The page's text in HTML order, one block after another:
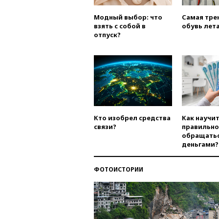
Модный выбор: что
взять с собой в
отпуск?
Самая
обувь
Кто изобрел средства
связи?
Как
правильно
деньгами?
ФОТОИСТОРИИ